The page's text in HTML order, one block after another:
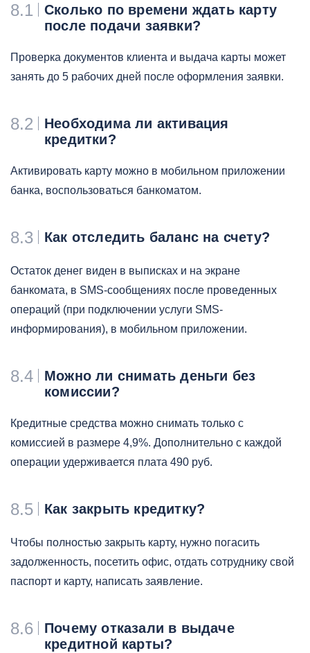
8.1
Сколько по времени ждать карту
после подачи заявки?
Проверка документов клиента и выдача карты может
занять до 5 рабочих дней после оформления заявки.
8.2
Необходима ли активация
кредитки?
Активировать карту можно в мобильном приложении
банка, воспользоваться банкоматом.
8.3 Как отследить баланс на счету?
Остаток денег виден в выписках и на экране
банкомата, в SMS-сообщениях после проведенных
операций (при подключении услуги SMS-
информирования), в мобильном приложении.
8.4
Можно ли снимать деньги без
комиссии?
Кредитные средства можно снимать только с
комиссией в размере 4,9%. Дополнительно с каждой
операции удерживается плата 490 руб.
8.5 Как закрыть кредитку?
Чтобы полностью закрыть карту, нужно погасить
задолженность, посетить офис, отдать сотруднику свой
паспорт и карту, написать заявление.
8.6
Почему отказали в выдаче
кредитной карты?